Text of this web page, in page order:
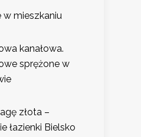
w mieszkaniu
kanałowa.
sprężone w
złota –
łazienki Bielsko